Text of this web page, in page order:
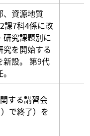
、資源地質
課7科4係に改
研究課題別に
を開始する
新設。 第9代
する講習会
で終了）を